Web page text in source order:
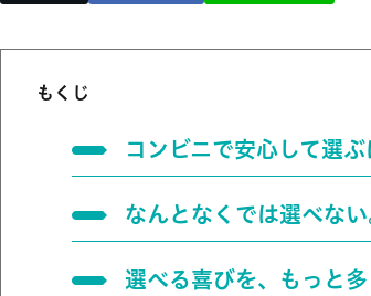
もくじ
コンビニで安心して選
なんとなくでは選べな
選べる喜びを、もっと